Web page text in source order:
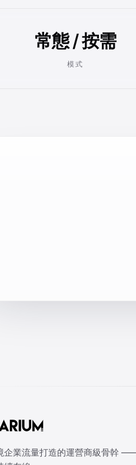
常態 / 按需
模式
企業流量打造的運營商級骨幹 ——